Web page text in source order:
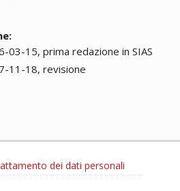
03-15, prima redazione in SIAS
11-18, revisione
dei dati personali